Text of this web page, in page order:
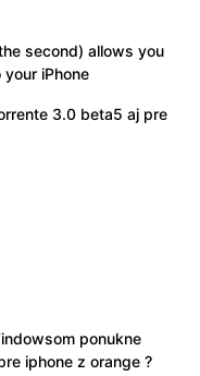
second) allows you
iPhone
3.0 beta5 aj pre
ponukne
iphone z orange ?